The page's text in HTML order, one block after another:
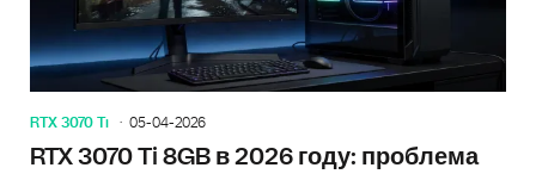
RTX 3070 Ti 05-04-2026
RTX 3070 Ti 8GB в 2026 году: проблема